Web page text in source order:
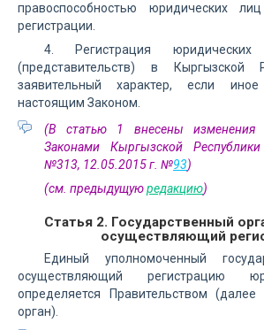
правоспособностью юридических
регистрации.
4. Регистрация
(представительств) в Кыргызской
заявительный характер, если
настоящим Законом.
(В статью 1 внесены изменения
Законами Кыргызской
№313, 12.05.2015 г. №93)
(см. предыдущуюредакцию)
Статья 2. Государственный
осуществляющий
Единый уполномоченный
осуществляющий регистрацию
определяется Правительством
орган).